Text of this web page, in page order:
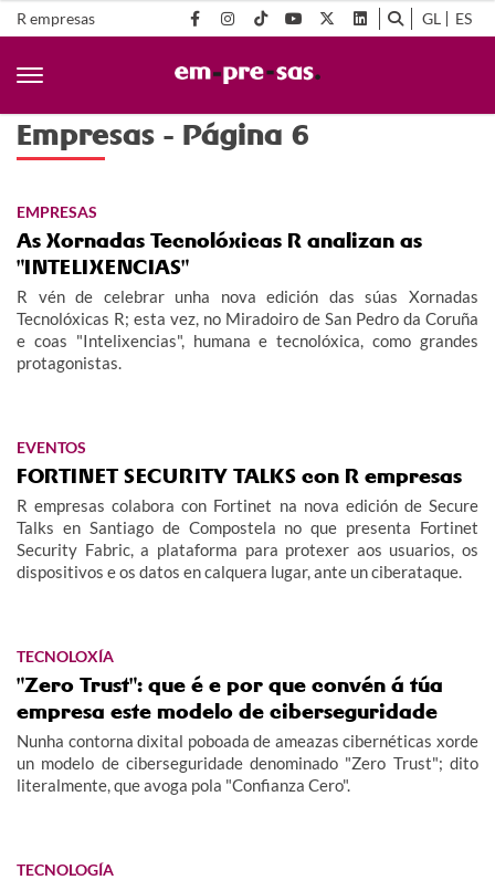
R empresas GL ES
Empresas - Página 6
EMPRESAS
As Xornadas Tecnolóxicas R analizan as
"INTELIXENCIAS"
R vén de celebrar unha nova edición das súas Xornadas
Tecnolóxicas R; esta vez, no Miradoiro de San Pedro da Coruña
e coas "Intelixencias", humana e tecnolóxica, como grandes
protagonistas.
EVENTOS
FORTINET SECURITY TALKS con R empresas
R empresas colabora con Fortinet na nova edición de Secure
Talks en Santiago de Compostela no que presenta Fortinet
Security Fabric, a plataforma para protexer aos usuarios, os
dispositivos e os datos en calquera lugar, ante un ciberataque.
TECNOLOXÍA
"Zero Trust": que é e por que convén á túa
empresa este modelo de ciberseguridade
Nunha contorna dixital poboada de ameazas cibernéticas xorde
un modelo de ciberseguridade denominado "Zero Trust"; dito
literalmente, que avoga pola "Confianza Cero".
TECNOLOGÍA